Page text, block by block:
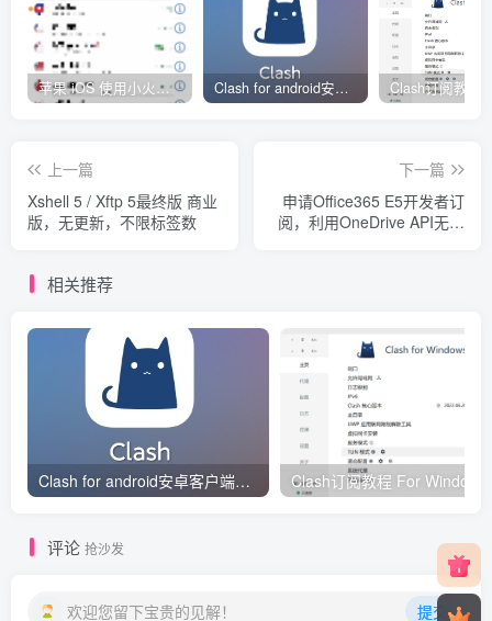
苹果 iOS 使用小火箭(shadowrocket)新手教程 Clash for android安卓客户端保姆级新手使用教程
上一篇
Xshell 5 / Xftp 5最终版 商业
版，无更新，不限标签数
下一篇
申请Office365 E5开发者订
阅，利用OneDrive API无限
相关推荐
Clash for android安卓客户端保姆级新手使用教程
评论 抢沙发
欢迎您留下宝贵的见解！ 提交